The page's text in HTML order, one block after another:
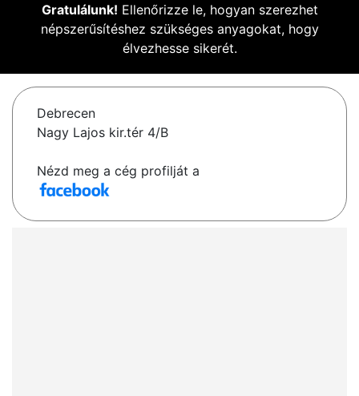
Gratulálunk! Ellenőrizze le, hogyan szerezhet
népszerűsítéshez szükséges anyagokat, hogy
élvezhesse sikerét.
Debrecen
Nagy Lajos kir.tér 4/B
Nézd meg a cég profilját a